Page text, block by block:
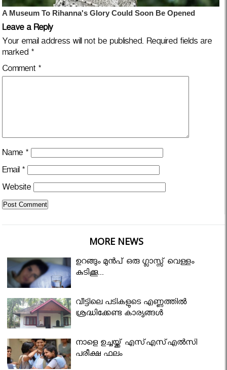
Leave a Reply
Your email address will not be published. Required fields are
marked *
Comment *
Name *
Email *
Website
MORE NEWS
ഉറങ്ങും മുന്‍പ് ഒരു ഗ്ലാസ്സ് വെള്ളം
കുടിക്കൂ...
വീട്ടിലെ പടികളുടെ എണ്ണത്തിൽ
ശ്രദ്ധിക്കേണ്ട കാര്യങ്ങൾ
നാളെ ഉച്ചയ്ക്ക് എസ്എസ്എല്‍സി
പരീക്ഷ ഫലം